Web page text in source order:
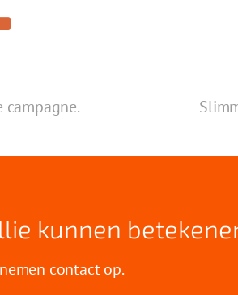
campagne.
kunnen
contact op.